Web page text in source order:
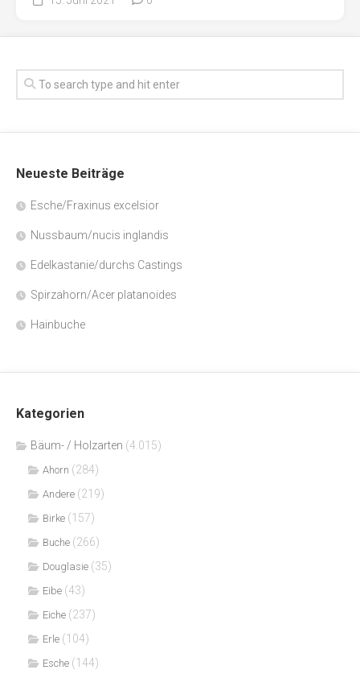
Neueste Beiträge
Esche/Fraxinus excelsior
Nussbaum/nucis inglandis
Edelkastanie/durchs Castings
Spirzahorn/Acer platanoides
Hainbuche
Kategorien
Bäum- / Holzarten (4.015)
Ahorn (284)
Andere (219)
Birke (157)
Buche (266)
Douglasie (35)
Eibe (43)
Eiche (237)
Erle (104)
Esche (144)